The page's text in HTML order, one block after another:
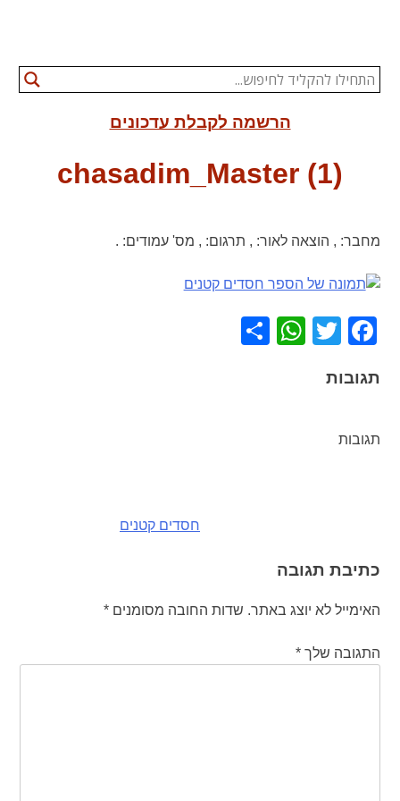
הרשמה לקבלת עדכונים
chasadim_Master (1)
מחבר: , הוצאה לאור: , תרגום: , מס' עמודים: .
Facebook
Twitter
WhatsApp
תגובות
תגובות
חסדים קטנים
כתיבת תגובה
האימייל לא יוצג באתר. שדות החובה מסומנים*
התגובה שלך*